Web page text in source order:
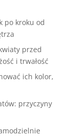
po kroku od
przed
i trwałość
ich kolor,
przyczyny